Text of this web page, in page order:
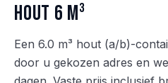
Hout 6 m³
Een 6.0 m³ hout (a/b)-
door u gekozen adres en